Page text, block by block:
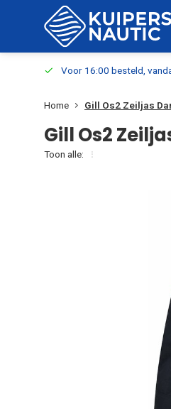
Voor 16:00 besteld,
Home Gill Os2 Zeiljas
Gill Os2
Toon alle: